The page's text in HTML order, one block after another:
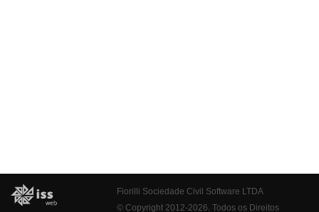
Fiorilli Sociedade Civil Software LTDA
© Copyright 2012-2026. Todos os Direitos